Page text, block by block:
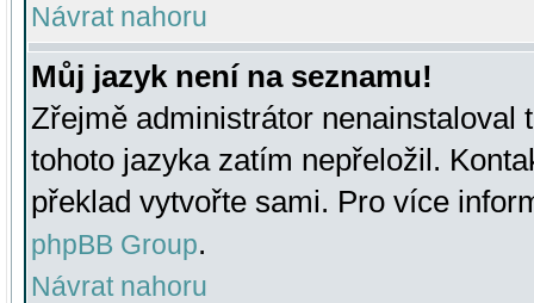
Návrat nahoru
Můj jazyk není na seznamu!
Zřejmě administrátor nenainstaloval
tohoto jazyka zatím nepřeložil.
překlad vytvořte sami. Pro více
phpBB Group.
Návrat nahoru